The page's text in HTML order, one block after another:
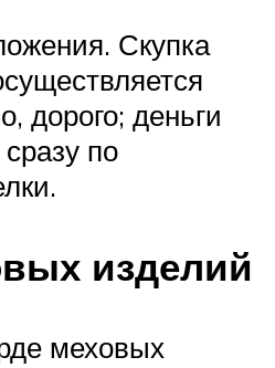
Скупка
дорого; деньги
по
изделий
меховых